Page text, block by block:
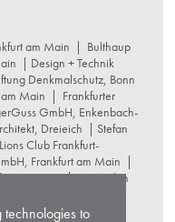
to
am Main | Bulthaup
| Design + Technik
Denkmalschutz, Bonn
Main | Frankfurter
GmbH, Enkenbach-
Dreieich | Stefan
Lions Club Frankfurt-
Frankfurt am Main |
am Main|Reproplan
Main|